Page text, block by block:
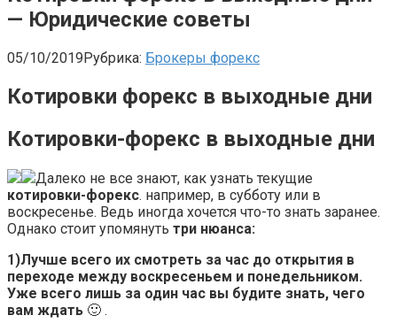
— Юридические советы
05/10/2019Рубрика: Брокеры форекс
Котировки форекс в выходные дни
Котировки-форекс в выходные дни
Далеко не все знают, как узнать текущие
котировки-форекс. например, в субботу или в
воскресенье. Ведь иногда хочется что-то знать заранее.
Однако стоит упомянуть три нюанса:
1)Лучше всего их смотреть за час до открытия в
переходе между воскресеньем и понедельником.
Уже всего лишь за один час вы будите знать, чего
вам ждать 🙂 .